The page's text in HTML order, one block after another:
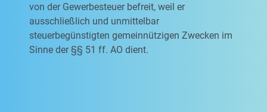
von der Gewerbesteuer befreit, weil er
ausschließlich und unmittelbar
steuerbegünstigten gemeinnützigen Zwecken im
Sinne der §§ 51 ff. AO dient.